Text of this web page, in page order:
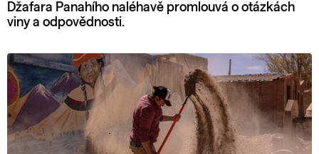
Džafara Panahího naléhavě promlouvá o otázkách
viny a odpovědnosti.